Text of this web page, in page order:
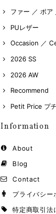
ファー ／ ボア
PUレザー
Occasion ／
2026 SS
2026 AW
Recommend
Petit Price プ
Information
About
Blog
Contact
プライバシー
特定商取引法